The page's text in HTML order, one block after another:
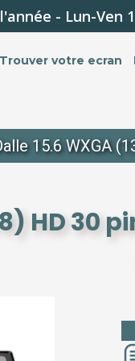
- Lun-Ven
Trouver votre ecran
15.6 WXGA
HD 30